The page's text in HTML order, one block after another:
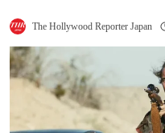
The Hollywood Reporter Japan